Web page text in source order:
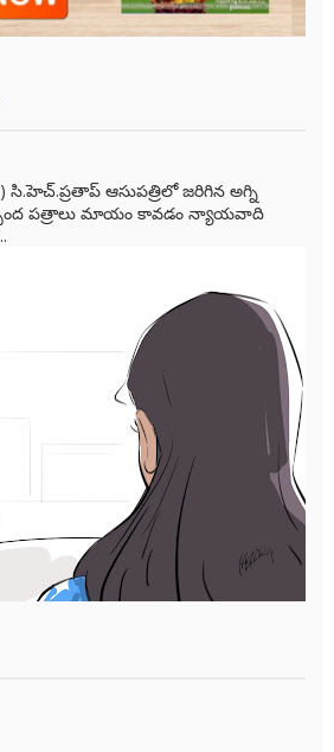
సి.హెచ్.ప్రతాప్ ఆసుపత్రిలో జరిగిన అగ్ని
పత్రాలు మాయం కావడం న్యాయవాది